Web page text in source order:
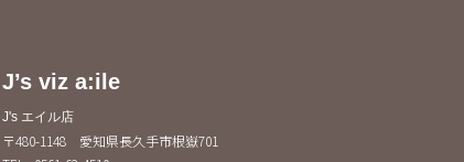
J’s viz a:ile
J's エイル店
〒480-1148 愛知県長久手市根嶽701